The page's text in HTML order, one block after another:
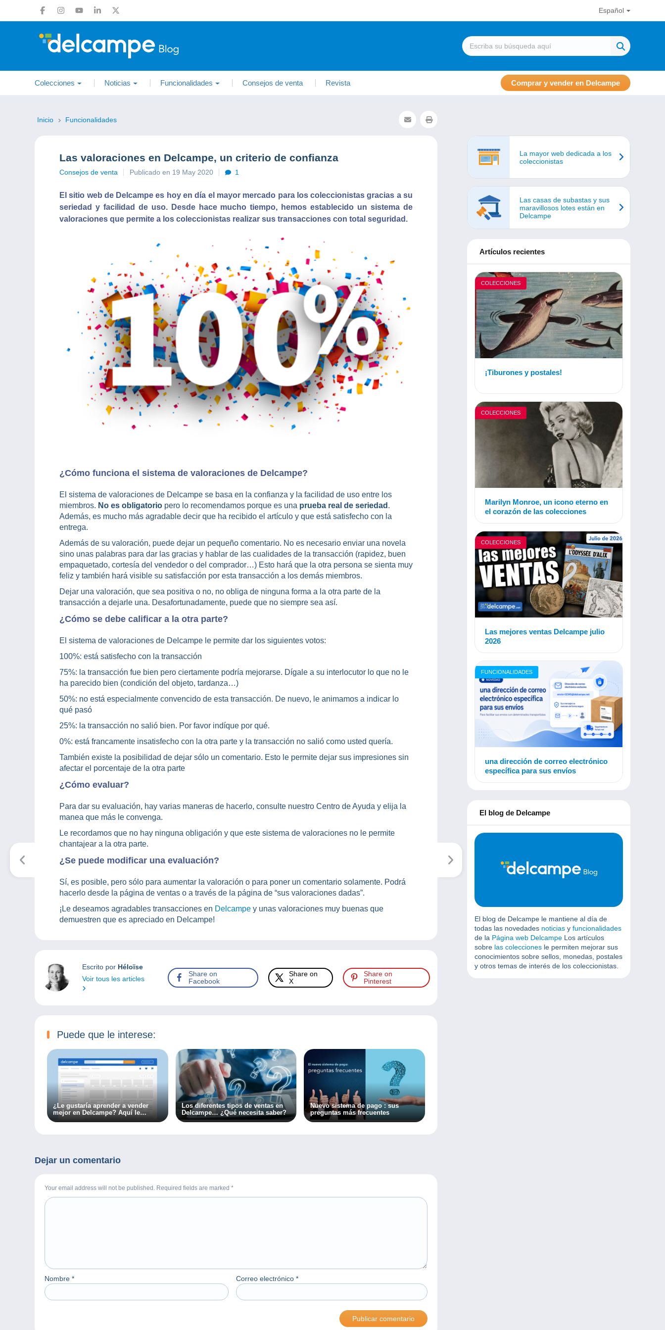
Español
Colecciones Noticias Funcionalidades Consejos de venta Revista Comprar y vender en Delcampe
Inicio Funcionalidades
Las valoraciones en Delcampe, un criterio de confianza
Consejos de venta Publicado en 19 May 2020 1
El sitio web de Delcampe es hoy en día el mayor mercado para los coleccionistas gracias a su
seriedad y facilidad de uso. Desde hace mucho tiempo, hemos establecido un sistema de
valoraciones que permite a los coleccionistas realizar sus transacciones con total seguridad.
¿Cómo funciona el sistema de valoraciones de Delcampe?
El sistema de valoraciones de Delcampe se basa en la confianza y la facilidad de uso entre los
miembros. No es obligatorio pero lo recomendamos porque es una prueba real de seriedad .
Además, es mucho más agradable decir que ha recibido el artículo y que está satisfecho con la
entrega.
Además de su valoración, puede dejar un pequeño comentario. No es necesario enviar una novela
sino unas palabras para dar las gracias y hablar de las cualidades de la transacción (rapidez, buen
empaquetado, cortesía del vendedor o del comprador…) Esto hará que la otra persona se sienta muy
feliz y también hará visible su satisfacción por esta transacción a los demás miembros.
Dejar una valoración, que sea positiva o no, no obliga de ninguna forma a la otra parte de la
transacción a dejarle una. Desafortunadamente, puede que no siempre sea así.
¿Cómo se debe calificar a la otra parte?
El sistema de valoraciones de Delcampe le permite dar los siguientes votos:
100%: está satisfecho con la transacción
75%: la transacción fue bien pero ciertamente podría mejorarse. Dígale a su interlocutor lo que no le
ha parecido bien (condición del objeto, tardanza…)
50%: no está especialmente convencido de esta transacción. De nuevo, le animamos a indicar lo
qué pasó
25%: la transacción no salió bien. Por favor indíque por qué.
0%: está francamente insatisfecho con la otra parte y la transacción no salió como usted quería.
También existe la posibilidad de dejar sólo un comentario. Esto le permite dejar sus impresiones sin
afectar el porcentaje de la otra parte
¿Cómo evaluar?
Para dar su evaluación, hay varias maneras de hacerlo, consulte nuestro Centro de Ayuda y elija la
manea que más le convenga.
Le recordamos que no hay ninguna obligación y que este sistema de valoraciones no le permite
chantajear a la otra parte.
¿Se puede modificar una evaluación?
Sí, es posible, pero sólo para aumentar la valoración o para poner un comentario solamente. Podrá
hacerlo desde la página de ventas o a través de la página de “sus valoraciones dadas”.
¡Le deseamos agradables transacciones en Delcampe y unas valoraciones muy buenas que
demuestren que es apreciado en Delcampe!
Escrito por Héloïse
Voir tous les articles
Share on
Facebook
Share on
X
Share on
Pinterest
Puede que le interese:
¿Le gustaría aprender a vender
mejor en Delcampe? Aquí le
ofrecemos tres consejos para
Los diferentes tipos de ventas en
Delcampe… ¿Qué necesita saber?
Nuevo sistema de pago : sus
preguntas más frecuentes
Dejar un comentario
Your email address will not be published. Required fields are marked *
Nombre * Correo electrónico *
La mayor web dedicada a los
coleccionistas
Las casas de subastas y sus
maravillosos lotes están en
Delcampe
Artículos recientes
COLECCIONES
¡Tiburones y postales!
COLECCIONES
Marilyn Monroe, un icono eterno en
el corazón de las colecciones
COLECCIONES
Las mejores ventas Delcampe julio
2026
FUNCIONALIDADES
una dirección de correo electrónico
específica para sus envíos
El blog de Delcampe
El blog de Delcampe le mantiene al día de
todas las novedades noticias y funcionalidades
de la Página web Delcampe Los artículos
sobre las colecciones le permiten mejorar sus
conocimientos sobre sellos, monedas, postales
y otros temas de interés de los coleccionistas.